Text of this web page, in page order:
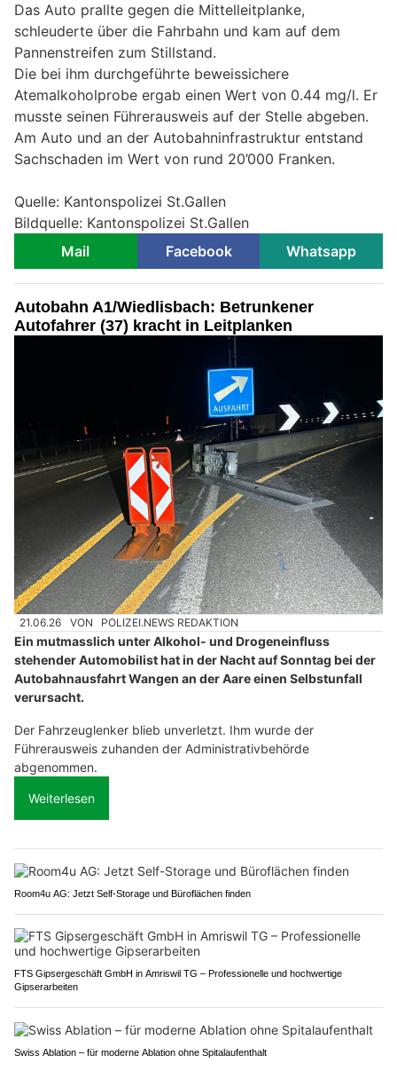
Das Auto prallte gegen die Mittelleitplanke,
schleuderte über die Fahrbahn und kam auf dem
Pannenstreifen zum Stillstand.
Die bei ihm durchgeführte beweissichere
Atemalkoholprobe ergab einen Wert von 0.44 mg/l. Er
musste seinen Führerausweis auf der Stelle abgeben.
Am Auto und an der Autobahninfrastruktur entstand
Sachschaden im Wert von rund 20’000 Franken.
Quelle: Kantonspolizei St.Gallen
Bildquelle: Kantonspolizei St.Gallen
Mail
Facebook Whatsapp
Autobahn A1/Wiedlisbach: Betrunkener
Autofahrer (37) kracht in Leitplanken
21.06.26 VON POLIZEI.NEWS REDAKTION
Ein mutmasslich unter Alkohol- und Drogeneinfluss
stehender Automobilist hat in der Nacht auf Sonntag bei der
Autobahnausfahrt Wangen an der Aare einen Selbstunfall
verursacht.
Der Fahrzeuglenker blieb unverletzt. Ihm wurde der
Führerausweis zuhanden der Administrativbehörde
abgenommen.
Weiterlesen
Room4u AG: Jetzt Self-Storage und Büroflächen finden
FTS Gipsergeschäft GmbH in Amriswil TG – Professionelle und hochwertige
Gipserarbeiten
Swiss Ablation – für moderne Ablation ohne Spitalaufenthalt